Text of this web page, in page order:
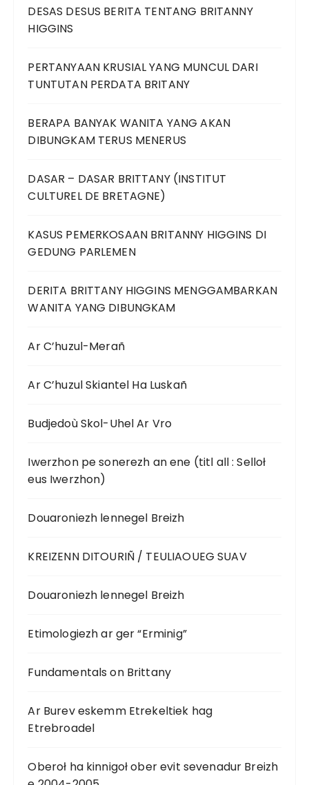
DESAS DESUS BERITA TENTANG BRITANNY
HIGGINS
PERTANYAAN KRUSIAL YANG MUNCUL DARI
TUNTUTAN PERDATA BRITANY
BERAPA BANYAK WANITA YANG AKAN
DIBUNGKAM TERUS MENERUS
DASAR – DASAR BRITTANY (INSTITUT
CULTUREL DE BRETAGNE)
KASUS PEMERKOSAAN BRITANNY HIGGINS DI
GEDUNG PARLEMEN
DERITA BRITTANY HIGGINS MENGGAMBARKAN
WANITA YANG DIBUNGKAM
Ar C’huzul-Merañ
Ar C’huzul Skiantel Ha Luskañ
Budjedoù Skol-Uhel Ar Vro
Iwerzhon pe sonerezh an ene (titl all : Selloł
eus Iwerzhon)
Douaroniezh lennegel Breizh
KREIZENN DITOURIÑ / TEULIAOUEG SUAV
Douaroniezh lennegel Breizh
Etimologiezh ar ger “Erminig”
Fundamentals on Brittany
Ar Burev eskemm Etrekeltiek hag
Etrebroadel
Oberoł ha kinnigoł ober evit sevenadur Breizh